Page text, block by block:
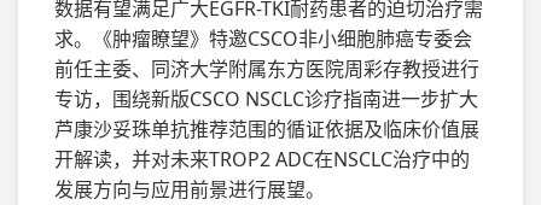
数据有望满足广大EGFR-TKI耐药患者的迫切治疗需
求。《肿瘤瞭望》特邀CSCO非小细胞肺癌专委会
前任主委、同济大学附属东方医院周彩存教授进行
专访，围绕新版CSCO NSCLC诊疗指南进一步扩大
芦康沙妥珠单抗推荐范围的循证依据及临床价值展
开解读，并对未来TROP2 ADC在NSCLC治疗中的
发展方向与应用前景进行展望。